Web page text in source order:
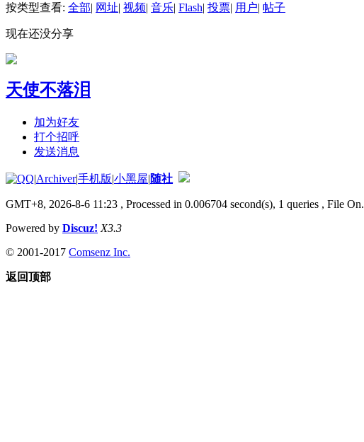
按类型查看: 全部| 网址| 视频| 音乐| Flash| 投票| 用户| 帖子
现在还没分享
天使不落泪
加为好友
打个招呼
发送消息
|Archiver|手机版|小黑屋|随社
GMT+8, 2026-8-6 11:23 , Processed in 0.006704 second(s), 1 queries , File On.
Powered by Discuz! X3.3
© 2001-2017 Comsenz Inc.
返回顶部